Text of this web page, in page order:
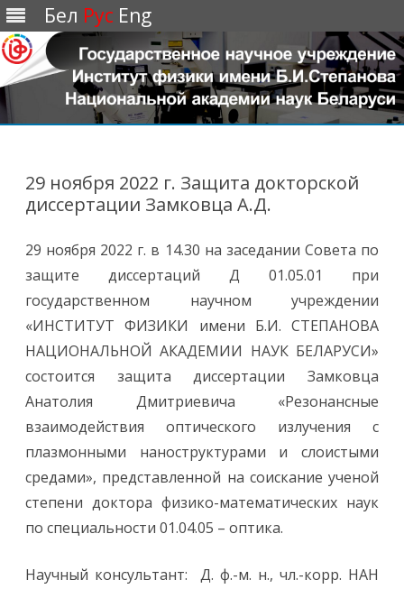
Бел Рус Eng
29 ноября 2022 г. Защита докторской
диссертации Замковца А.Д.
29 ноября 2022 г. в 14.30 на заседании Совета по
защите диссертаций Д 01.05.01 при
государственном научном учреждении
«ИНСТИТУТ ФИЗИКИ имени Б.И. СТЕПАНОВА
НАЦИОНАЛЬНОЙ АКАДЕМИИ НАУК БЕЛАРУСИ»
состоится защита диссертации Замковца
Анатолия Дмитриевича «Резонансные
взаимодействия оптического излучения с
плазмонными наноструктурами и слоистыми
средами», представленной на соискание ученой
степени доктора физико-математических наук
по специальности 01.04.05 – оптика.
Научный консультант: Д. ф.-м. н., чл.-корр. НАН